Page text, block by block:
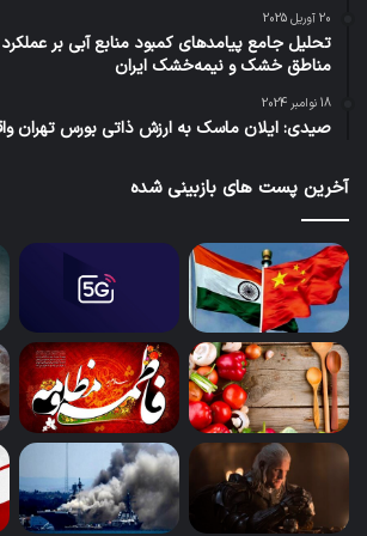
20 آوریل 2025
تحلیل جامع پیامدهای کمبود منابع آبی بر
مناطق خشک و نیمه‌خشک ایران
18 نوامبر 2024
صیدی: ایلان ماسک به ارزش ذاتی بورس تهران
آخرین پست های بازبینی شده